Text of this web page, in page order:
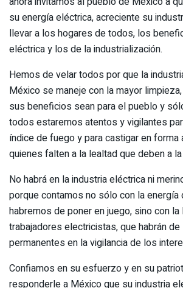
su energía eléctrica, acreciente su
llevar a los hogares de todos, los
eléctrica y los de la industrialización.
Hemos de velar todos por que la
México se maneje con la mayor
sus beneficios sean para el pueblo y
todos estaremos atentos y vigilantes
índice de fuego y para castigar en forma
quienes falten a la lealtad que deben a
No habrá en la industria eléctrica ni
porque contamos no sólo con la energía
habremos de poner en juego, sino con
trabajadores electricistas, que habrán
permanentes en la vigilancia de los
Confiamos en su esfuerzo y en su
responderle a México que su industria